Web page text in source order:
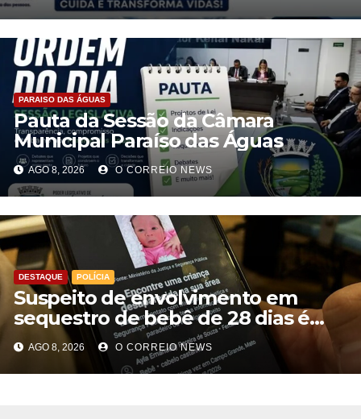
PARAISO DAS ÁGUAS
Pauta da Sessão da Câmara
Municipal Paraíso das Águas
AGO 8, 2026 O CORREIO NEWS
DESTAQUE POLÍCIA
Suspeito de envolvimento em
sequestro de bebê de 28 dias é
preso na Capital
AGO 8, 2026 O CORREIO NEWS